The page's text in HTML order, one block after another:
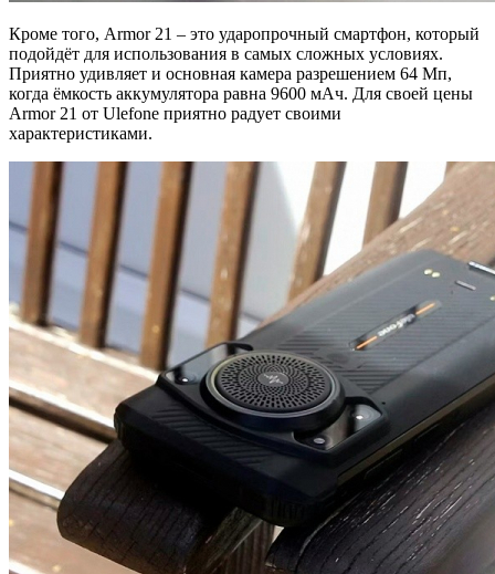
Кроме того, Armor 21 – это ударопрочный смартфон, который
подойдёт для использования в самых сложных условиях.
Приятно удивляет и основная камера разрешением 64 Мп,
когда ёмкость аккумулятора равна 9600 мАч. Для своей цены
Armor 21 от Ulefone приятно радует своими
характеристиками.